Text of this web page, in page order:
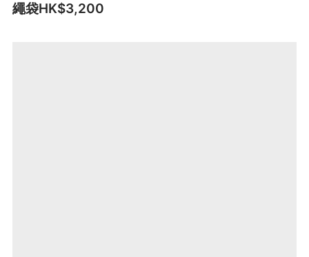
繩袋HK$3,200